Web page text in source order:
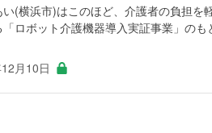
(横浜市)はこのほど、介護者の負担を
ロボット介護機器導入実証事業」の
月10日